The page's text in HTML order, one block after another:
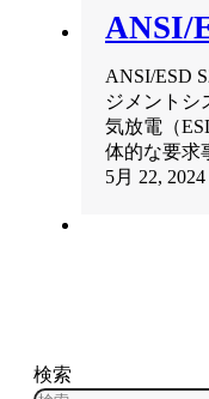
ANSI/
ANSI/ESD
ジメントシ
気放電（
体的な要求
5月 22, 2024
検索